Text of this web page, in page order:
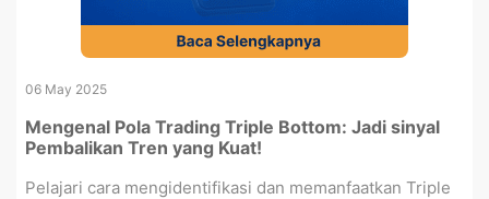
06 May 2025
Mengenal Pola Trading Triple Bottom: Jadi sinyal
Pembalikan Tren yang Kuat!
Pelajari cara mengidentifikasi dan memanfaatkan Triple